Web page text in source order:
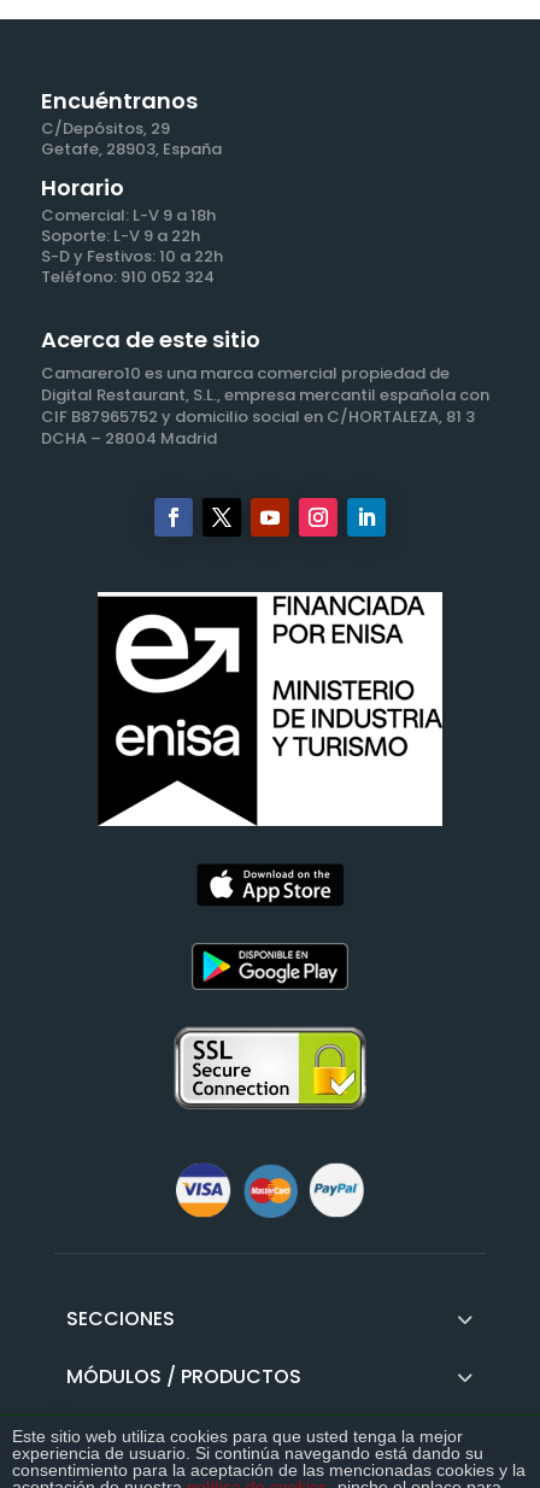
Encuéntranos
C/Depósitos, 29
Getafe, 28903, España
Horario
Comercial: L-V 9 a 18h
Soporte: L-V 9 a 22h
S-D y Festivos: 10 a 22h
Teléfono: 910 052 324
Acerca de este sitio
Camarero10 es una marca comercial propiedad de
Digital Restaurant, S.L., empresa mercantil española con
CIF B87965752 y domicilio social en C/HORTALEZA, 81 3
DCHA – 28004 Madrid
SECCIONES
MÓDULOS / PRODUCTOS
GUIAS
>>
Este sitio web utiliza cookies para que usted tenga la mejor
experiencia de usuario. Si continúa navegando está dando su
consentimiento para la aceptación de las mencionadas cookies y la